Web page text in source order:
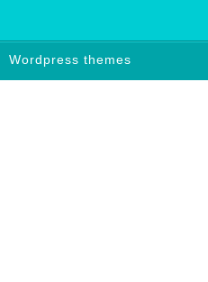
Wordpress themes